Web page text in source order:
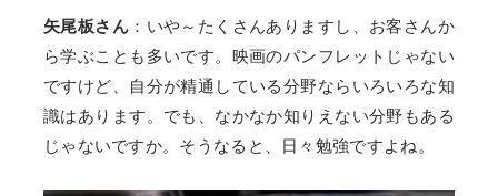
矢尾板さん ：いや～たくさんありますし、お客さんか
ら学ぶことも多いです。映画のパンフレットじゃない
ですけど、自分が精通している分野ならいろいろな知
識はあります。でも、なかなか知りえない分野もある
じゃないですか。そうなると、日々勉強ですよね。